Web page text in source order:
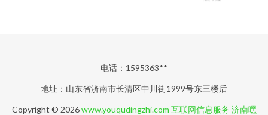
电话：1595363**
地址：山东省济南市长清区中川街1999号东三楼后
Copyright © 2026www.youqudingzhi.com 互联网信息服务 济南嘿